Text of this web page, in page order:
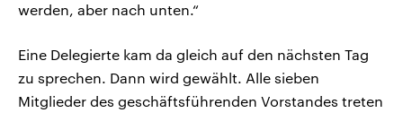
werden, aber nach unten.“
Eine Delegierte kam da gleich auf den nächsten Tag
zu sprechen. Dann wird gewählt. Alle sieben
Mitglieder des geschäftsführenden Vorstandes treten